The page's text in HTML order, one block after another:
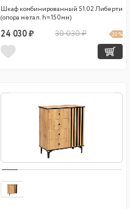
Шкаф комбинированный 51.02 Либерти
(опора метал. h=150мм)
24 030 ₽ 30 030 ₽ 20 %